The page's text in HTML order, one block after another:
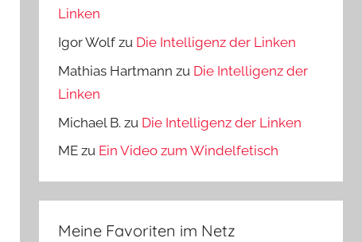
Linken
Igor Wolf zu Die Intelligenz der Linken
Mathias Hartmann zu Die Intelligenz der
Linken
Michael B. zu Die Intelligenz der Linken
ME zu Ein Video zum Windelfetisch
Meine Favoriten im Netz